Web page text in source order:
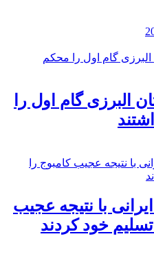
البرزی گام اول را
با نتیجه عجیب
خود کردند